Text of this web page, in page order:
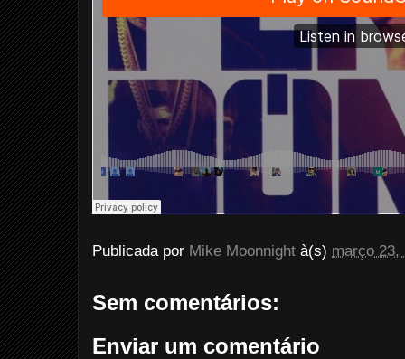
Publicada por Mike Moonnight à(s) março 23,
Sem comentários:
Enviar um comentário